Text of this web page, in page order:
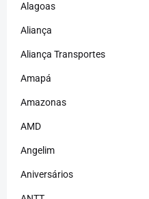
Alagoas
Aliança
Aliança Transportes
Amapá
Amazonas
AMD
Angelim
Aniversários